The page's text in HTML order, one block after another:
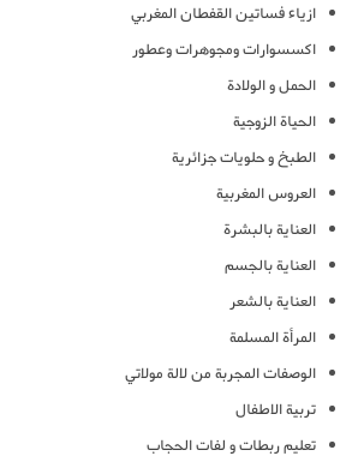
ازياء فساتين القفطان المغربي
اكسسوارات ومجوهرات وعطور
الحمل و الولادة
الحياة الزوجية
الطبخ و حلويات جزائرية
العروس المغربية
العناية بالبشرة
العناية بالجسم
العناية بالشعر
المرأة المسلمة
الوصفات المجربة من لالة مولاتي
تربية الاطفال
تعليم ربطات و لفات الحجاب